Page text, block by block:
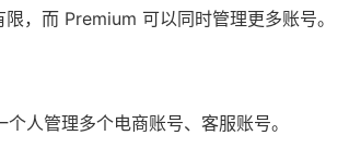
，而 Premium 可以同时管理更多账号。
个人管理多个电商账号、客服账号。